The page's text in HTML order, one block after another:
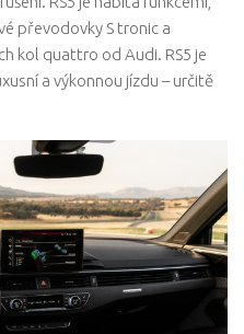
převodovky S tronic a
kol quattro od Audi. RS5 je
a výkonnou jízdu – určitě